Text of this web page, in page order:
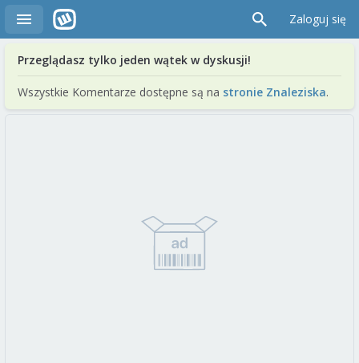
Zaloguj się
Przeglądasz tylko jeden wątek w dyskusji!
Wszystkie Komentarze dostępne są na stronie Znaleziska.